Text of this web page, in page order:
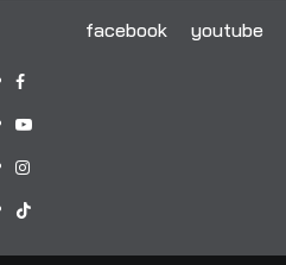
facebook youtube
facebook
youtube
instagram
tiktok